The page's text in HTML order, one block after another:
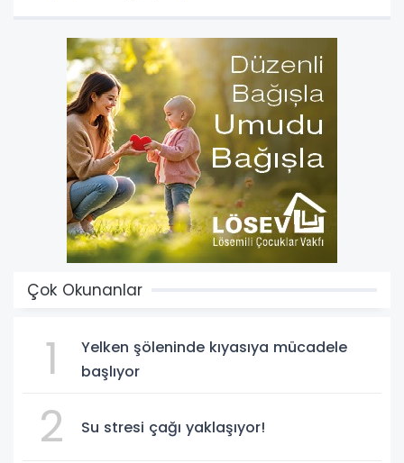
Çok Okunanlar
1
Yelken şöleninde kıyasıya mücadele
başlıyor
2 Su stresi çağı yaklaşıyor!